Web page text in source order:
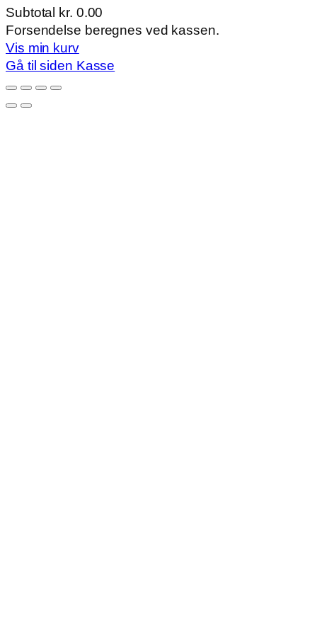
Varer
i
indkøbskurv
Subtotal kr. 0.00
Forsendelse beregnes ved kassen.
Vis min kurv
Gå til siden Kasse